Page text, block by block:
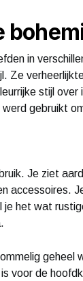
in
Ze
stijl
gebruikt
Je ziet
accessoires.
het wat
voor de